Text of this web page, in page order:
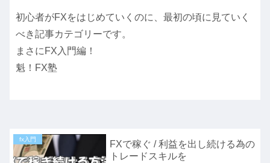
初心者がFXをはじめていくのに、最初の頃に見ていく
べき記事カテゴリーです。
まさにFX入門編！
魁！FX塾
fx入門
FXで稼ぐ / 利益を出し続ける為の
トレードスキルを